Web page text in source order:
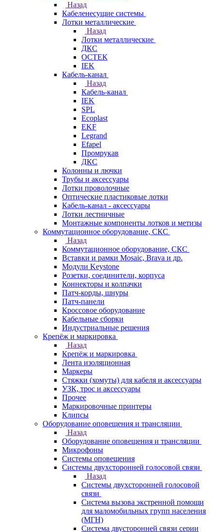
Назад
Кабеленесущие системы
Лотки металлические
Назад
Лотки металлические
ДКС
ОСТЕК
IEK
Кабель-канал
Назад
Кабель-канал
IEK
SPL
Ecoplast
EKF
Legrand
Efapel
Промрукав
ДКС
Колонны и лючки
Трубы и аксессуары
Лотки проволочные
Оптические пластиковые лотки
Кабель-канал - аксессуары
Лотки лестничные
Монтажные компоненты лотков и метизы
Коммутационное оборудование, СКС
Назад
Коммутационное оборудование, СКС
Вставки и рамки Mosaic, Brava и др.
Модули Keystone
Розетки, соединители, корпуса
Коннекторы и колпачки
Патч-корды, шнуры
Патч-панели
Кроссовое оборудование
Кабельные сборки
Индустриальные решения
Крепёж и маркировка
Назад
Крепёж и маркировка
Лента изоляционная
Маркеры
Стяжки (хомуты) для кабеля и аксессуары
УЗК, трос и аксессуары
Прочее
Маркировочные принтеры
Клипсы
Оборудование оповещения и трансляции
Назад
Оборудование оповещения и трансляции
Микрофоны
Системы оповещения
Системы двухсторонней голосовой связи
Назад
Системы двухсторонней голосовой
связи
Система вызова экстренной помощи
для маломобильных групп населения
(МГН)
Система двусторонней связи серии